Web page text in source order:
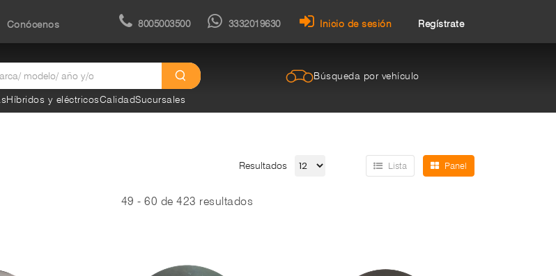
Conócenos 8005003500 3332019630 Inicio de sesión Regístrate
Búsqueda por vehículo
Híbridos y eléctricosCalidadSucursales
Resultados Lista Panel
49 - 60 de 423 resultados